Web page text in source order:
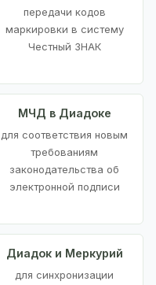
передачи кодов
маркировки в систему
Честный ЗНАК
МЧД в Диадоке
для соответствия новым
требованиям
законодательства об
электронной подписи
Диадок и Меркурий
для синхронизации